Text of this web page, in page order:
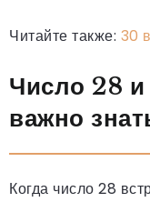
Читайте также: 30
Число 28 и
важно
Когда число 28